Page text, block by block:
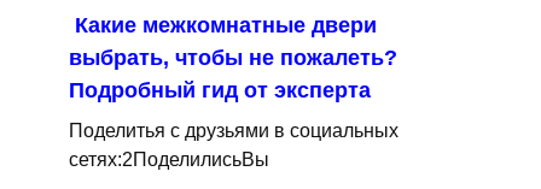
Какие межкомнатные двери
выбрать, чтобы не пожалеть?
Подробный гид от эксперта
Поделитья с друзьями в социальных
сетях:2ПоделилисьВы